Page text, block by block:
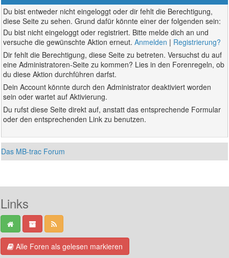
Du bist entweder nicht eingeloggt oder dir fehlt die Berechtigung,
diese Seite zu sehen. Grund dafür könnte einer der folgenden sein:
Du bist nicht eingeloggt oder registriert. Bitte melde dich an und
versuche die gewünschte Aktion erneut.Anmelden | Registrierung?
Dir fehlt die Berechtigung, diese Seite zu betreten. Versuchst du auf
eine Administratoren-Seite zu kommen? Lies in den Forenregeln, ob
du diese Aktion durchführen darfst.
Dein Account könnte durch den Administrator deaktiviert worden
sein oder wartet auf Aktivierung.
Du rufst diese Seite direkt auf, anstatt das entsprechende Formular
oder den entsprechenden Link zu benutzen.
Das MB-trac Forum
Links
Alle Foren als gelesen markieren